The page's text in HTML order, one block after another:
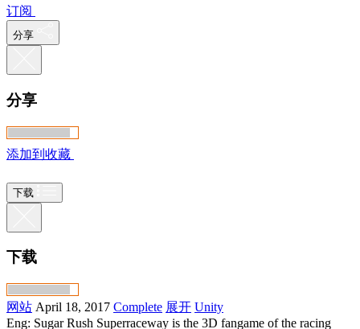
订阅
分享
分享
添加到收藏
下载
下载
网站 April 18, 2017 Complete 展开 Unity
Eng: Sugar Rush Superraceway is the 3D fangame of the racing